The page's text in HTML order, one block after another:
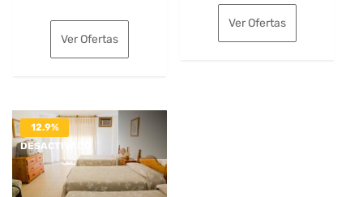
original
era: es:
Ver Ofertas
original
era: es:
Ver Ofertas
12.9%
DESACTIVADO